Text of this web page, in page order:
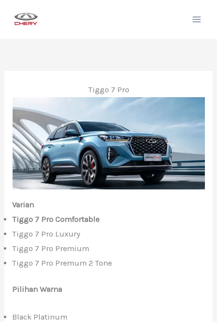
Tiggo 7 Pro
Varian
Tiggo 7 Pro Comfortable
Tiggo 7 Pro Luxury
Tiggo 7 Pro Premium
Tiggo 7 Pro Premum 2 Tone
Pilihan Warna
Black Platinum